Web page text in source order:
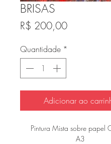
BRISAS
R$ 200,00Preço
Quantidade *
Adicionar ao
Pintura Mista sobre papel
A3